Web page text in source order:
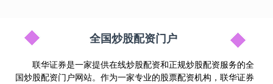
全国炒股配资门户
联华证券是一家提供在线炒股配资和正规炒股配资服务的全
国炒股配资门户网站。作为一家专业的股票配资机构，联华证券